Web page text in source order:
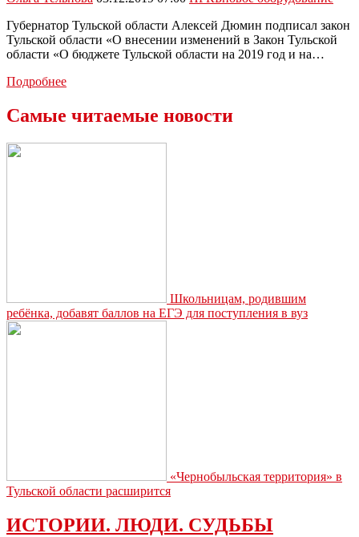
Губернатор Тульской области Алексей Дюмин подписал закон
Тульской области «О внесении изменений в Закон Тульской
области «О бюджете Тульской области на 2019 год и на…
ПодробнееБолее
выделят
Самые читаемые новости
Школьницам, родившим
ребёнка, добавят баллов на ЕГЭ для поступления в вуз
«Чернобыльская территория» в
Тульской области расширится
ИСТОРИИ. ЛЮДИ. СУДЬБЫ